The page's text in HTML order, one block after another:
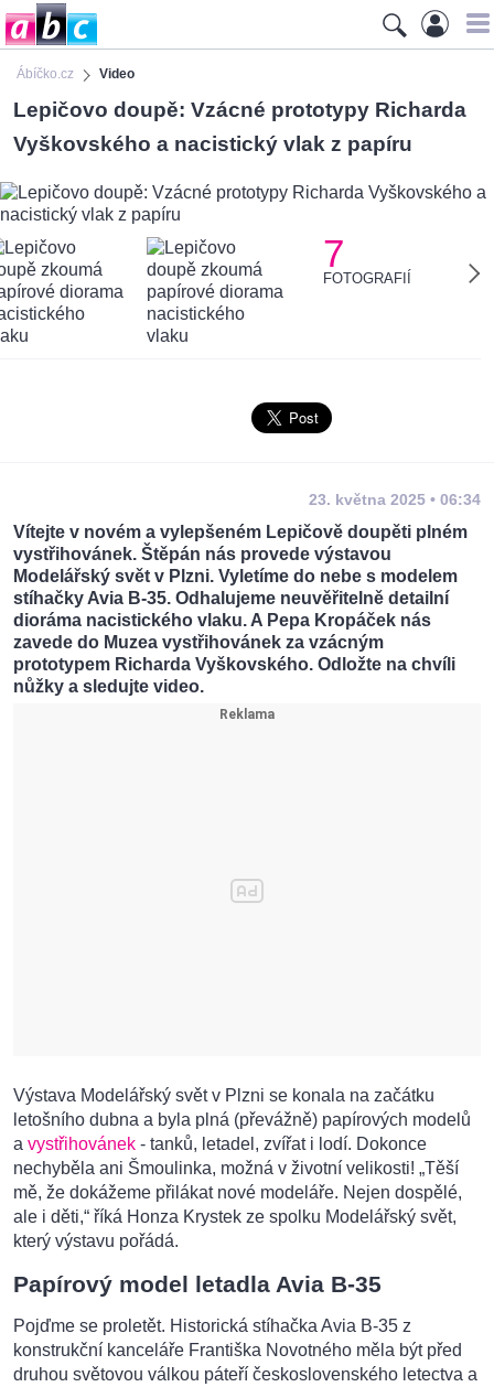
Ábíčko.cz Video
Lepičovo doupě: Vzácné prototypy Richarda
Vyškovského a nacistický vlak z papíru
7
FOTOGRAFIÍ
23. května 2025 • 06:34
Vítejte v novém a vylepšeném Lepičově doupěti plném
vystřihovánek. Štěpán nás provede výstavou
Modelářský svět v Plzni. Vyletíme do nebe s modelem
stíhačky Avia B-35. Odhalujeme neuvěřitelně detailní
dioráma nacistického vlaku. A Pepa Kropáček nás
zavede do Muzea vystřihovánek za vzácným
prototypem Richarda Vyškovského. Odložte na chvíli
nůžky a sledujte video.
Výstava Modelářský svět v Plzni se konala na začátku
letošního dubna a byla plná (převážně) papírových modelů
a vystřihovánek - tanků, letadel, zvířat i lodí. Dokonce
nechyběla ani Šmoulinka, možná v životní velikosti! „Těší
mě, že dokážeme přilákat nové modeláře. Nejen dospělé,
ale i děti,“ říká Honza Krystek ze spolku Modelářský svět,
který výstavu pořádá.
Papírový model letadla Avia B-35
Pojďme se proletět. Historická stíhačka Avia B-35 z
konstrukční kanceláře Františka Novotného měla být před
druhou světovou válkou páteří československého letectva a